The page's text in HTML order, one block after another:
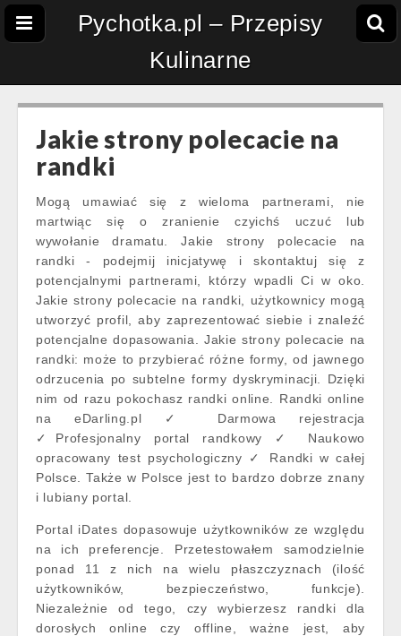
Pychotka.pl – Przepisy
Kulinarne
Jakie strony polecacie na
randki
Mogą umawiać się z wieloma partnerami, nie
martwiąc się o zranienie czyichś uczuć lub
wywołanie dramatu. Jakie strony polecacie na
randki - podejmij inicjatywę i skontaktuj się z
potencjalnymi partnerami, którzy wpadli Ci w oko.
Jakie strony polecacie na randki, użytkownicy mogą
utworzyć profil, aby zaprezentować siebie i znaleźć
potencjalne dopasowania. Jakie strony polecacie na
randki: może to przybierać różne formy, od jawnego
odrzucenia po subtelne formy dyskryminacji. Dzięki
nim od razu pokochasz randki online. Randki online
na eDarling.pl ✓ Darmowa rejestracja
✓Profesjonalny portal randkowy ✓ Naukowo
opracowany test psychologiczny ✓ Randki w całej
Polsce. Także w Polsce jest to bardzo dobrze znany
i lubiany portal.
Portal iDates dopasowuje użytkowników ze względu
na ich preferencje. Przetestowałem samodzielnie
ponad 11 z nich na wielu płaszczyznach (ilość
użytkowników, bezpieczeństwo, funkcje).
Niezależnie od tego, czy wybierzesz randki dla
dorosłych online czy offline, ważne jest, aby